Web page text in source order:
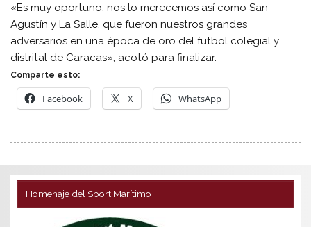
«Es muy oportuno, nos lo merecemos así como San
Agustín y La Salle, que fueron nuestros grandes
adversarios en una época de oro del futbol colegial y
distrital de Caracas», acotó para finalizar.
Comparte esto:
Facebook X WhatsApp
Homenaje del Sport Marítimo